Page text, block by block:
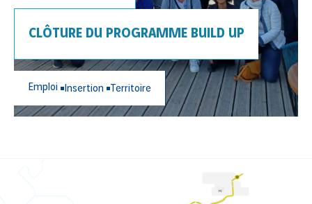
CLÔTURE DU PROGRAMME BUILD UP
Emploi Insertion Territoire